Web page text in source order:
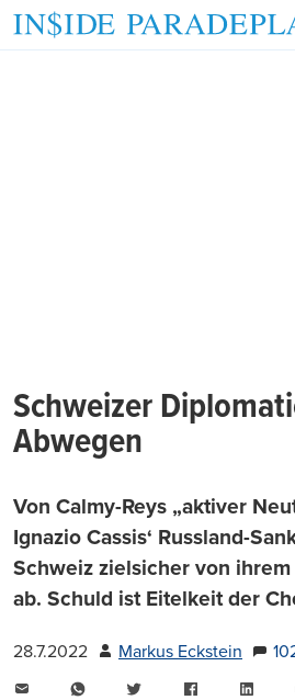
Schweizer
Abwegen
Von Calmy-Reys „aktiver
Ignazio Cassis‘ Russland-
Schweiz zielsicher von
ab. Schuld ist Eitelkeit der
28.7.2022 Markus Eckstein
WhatsAppTwitter Facebook